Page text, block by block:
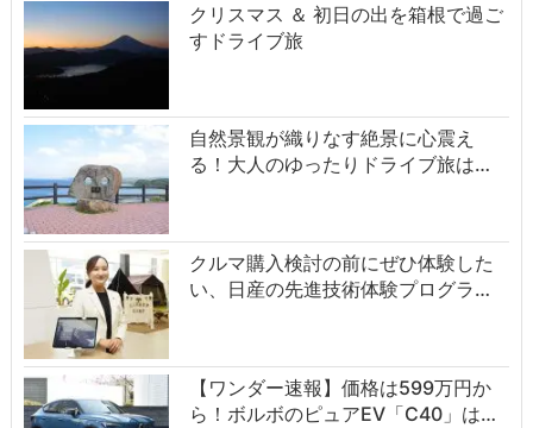
クリスマス ＆ 初日の出を箱根で過ご
すドライブ旅
自然景観が織りなす絶景に心震え
る！大人のゆったりドライブ旅は…
クルマ購入検討の前にぜひ体験した
い、日産の先進技術体験プログラ…
【ワンダー速報】価格は599万円か
ら！ボルボのピュアEV「C40」は…